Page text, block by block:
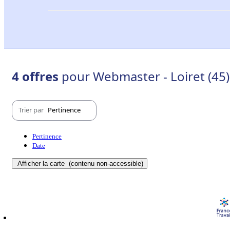
4 offres pour Webmaster - Loiret (45)
Trier par Pertinence
Pertinence
Date
Afficher la carte (contenu non-accessible)